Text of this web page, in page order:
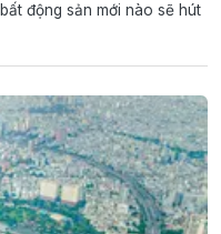
động sản mới nào sẽ hút